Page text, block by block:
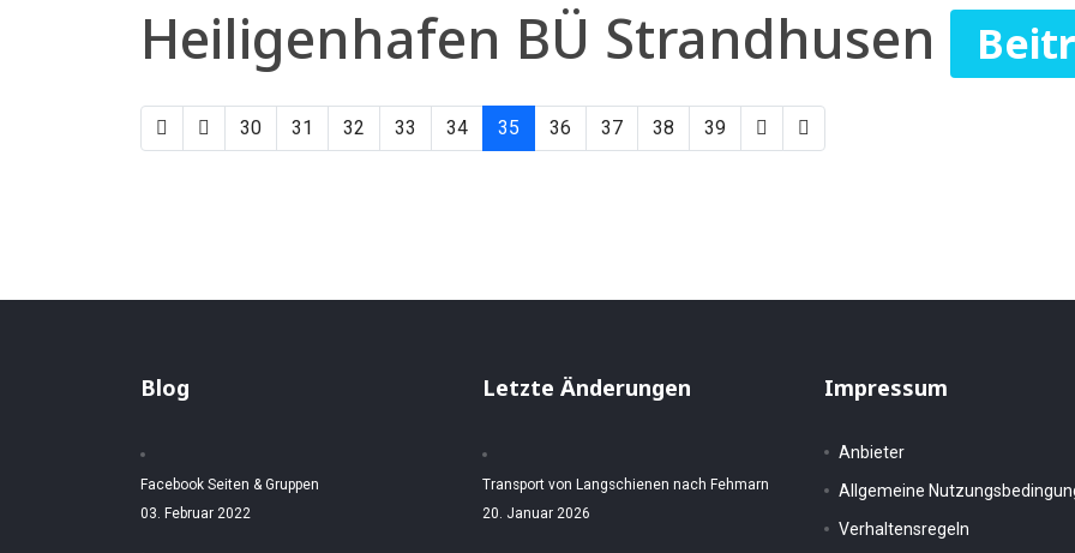
Heiligenhafen BÜ Strandhusen
30 31 32 33 34 35 36 37 38 39
Blog
Facebook Seiten & Gruppen
03. Februar 2022
Letzte Änderungen
Transport von Langschienen nach Fehmarn
20. Januar 2026
Impressum
Anbieter
Allgemeine
Verhaltensregeln